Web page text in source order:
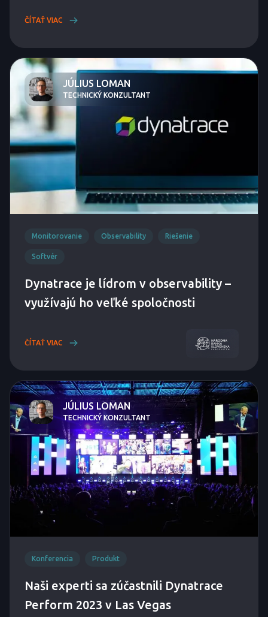
ČÍTAŤ VIAC
JÚLIUS LOMAN
TECHNICKÝ KONZULTANT
Monitorovanie Observability Riešenie
Softvér
Dynatrace je lídrom v observability –
využívajú ho veľké spoločnosti
ČÍTAŤ VIAC
JÚLIUS LOMAN
TECHNICKÝ KONZULTANT
Konferencia Produkt
Naši experti sa zúčastnili Dynatrace
Perform 2023 v Las Vegas